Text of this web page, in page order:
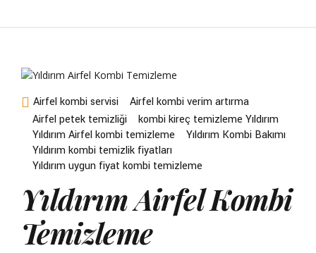
Airfel kombi servisi
Airfel kombi verim artırma
Airfel petek temizliği
kombi kireç temizleme Yıldırım
Yıldırım Airfel kombi temizleme
Yıldırım Kombi Bakımı
Yıldırım kombi temizlik fiyatları
Yıldırım uygun fiyat kombi temizleme
Yıldırım Airfel Kombi
Temizleme